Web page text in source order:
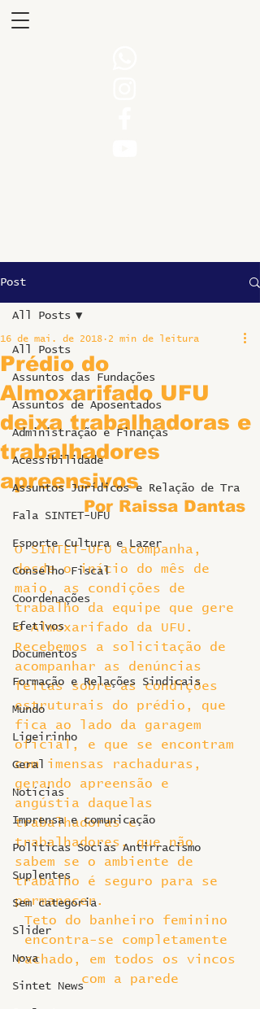
Post
All Posts
Assuntos das Fundações
Assuntos de Aposentados
Administração e Finanças
Acessibilidade
Assuntos Jurídicos e Relação de Tra
Fala SINTET-UFU
Esporte Cultura e Lazer
Conselho Fiscal
Coordenações
Efetivos
Documentos
Formação e Relações Sindicais
Mundo
Ligeirinho
Geral
Notícias
Imprensa e comunicação
Politicas Socias Antirracismo
Suplentes
Sem categoria
Slider
Nova
Sintet News
All Posts
Prédio do
Almoxarifado UFU
deixa trabalhadoras e
trabalhadores
apreensivos
16 de mai. de 2018 2 min de leitura
Por Raissa Dantas
O SINTET-UFU acompanha,
desde o início do mês de
maio, as condições de
trabalho da equipe que gere
o Almoxarifado da UFU.
Recebemos a solicitação de
acompanhar as denúncias
feitas sobre as condições
estruturais do prédio, que
fica ao lado da garagem
oficial, e que se encontram
com imensas rachaduras,
gerando apreensão e
angústia daquelas
trabalhadoras e
trabalhadores, que não
sabem se o ambiente de
trabalho é seguro para se
permanecer.
Teto do banheiro feminino
encontra-se completamente
rachado, em todos os vincos
com a parede